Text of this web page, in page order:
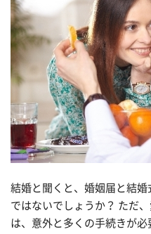
結婚と聞くと、婚姻届と結
ではないでしょうか？ ただ
は、意外と多くの手続きが